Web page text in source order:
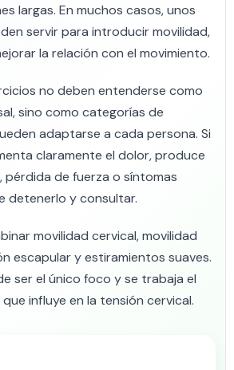
largas. En muchos casos, unos
servir para introducir movilidad,
la relación con el movimiento.
no deben entenderse como
sino como categorías de
adaptarse a cada persona. Si
claramente el dolor, produce
pérdida de fuerza o síntomas
detenerlo y consultar.
movilidad cervical, movilidad
escapular y estiramientos suaves.
ser el único foco y se trabaja el
influye en la tensión cervical.